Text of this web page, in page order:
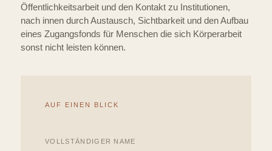
Öffentlichkeitsarbeit und den Kontakt zu Institutionen,
nach innen durch Austausch, Sichtbarkeit und den Aufbau
eines Zugangsfonds für Menschen die sich Körperarbeit
sonst nicht leisten können.
AUF EINEN BLICK
VOLLSTÄNDIGER NAME